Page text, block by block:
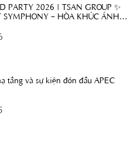
PARTY 2026 | TSAN GROUP ✨
– HÒA KHÚC ÁNH
tầng và sự kiện đón đầu APEC